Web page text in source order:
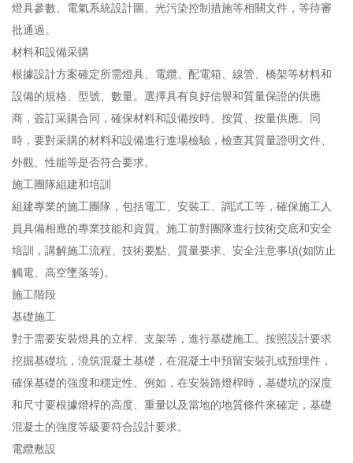
燈具參數、電氣系統設計圖、光污染控制措施等相關文件，等待審
批通過。
材料和設備采購
根據設計方案確定所需燈具、電纜、配電箱、線管、橋架等材料和
設備的規格、型號、數量。選擇具有良好信譽和質量保證的供應
商，簽訂采購合同，確保材料和設備按時、按質、按量供應。同
時，要對采購的材料和設備進行進場檢驗，檢查其質量證明文件、
外觀、性能等是否符合要求。
施工團隊組建和培訓
組建專業的施工團隊，包括電工、安裝工、調試工等，確保施工人
員具備相應的專業技能和資質。施工前對團隊進行技術交底和安全
培訓，講解施工流程、技術要點、質量要求、安全注意事項(如防止
觸電、高空墜落等)。
施工階段
基礎施工
對于需要安裝燈具的立桿、支架等，進行基礎施工。按照設計要求
挖掘基礎坑，澆筑混凝土基礎，在混凝土中預留安裝孔或預埋件，
確保基礎的強度和穩定性。例如，在安裝路燈桿時，基礎坑的深度
和尺寸要根據燈桿的高度、重量以及當地的地質條件來確定，基礎
混凝土的強度等級要符合設計要求。
電纜敷設